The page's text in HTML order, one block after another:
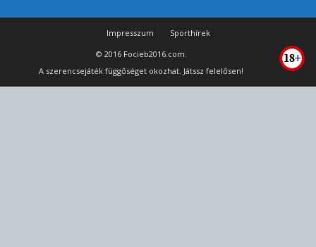
Impresszum
Sporthírek
© 2016 Focieb2016.com.
A szerencsejáték függőséget okozhat. Játssz felelősen!